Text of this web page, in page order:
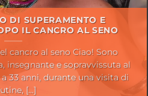
DI SUPERAMENTO E
IL CANCRO AL SENO
cancro al seno Ciao! Sono
insegnante e sopravvissuta al
a 33 anni, durante una visita di
[...]